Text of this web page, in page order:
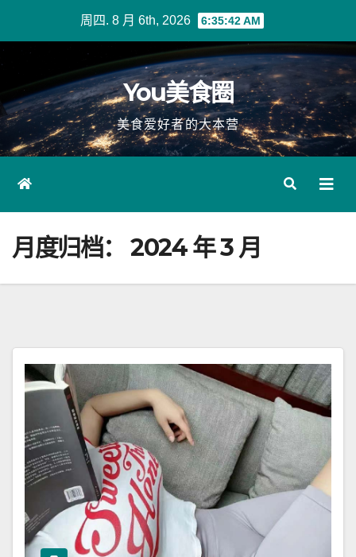
周四. 8 月 6th, 2026 6:35:44 AM
You美食圈
美食爱好者的大本营
月度归档： 2024 年 3 月